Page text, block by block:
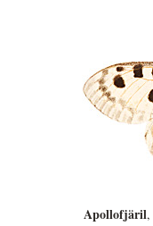
Apollofjäril,